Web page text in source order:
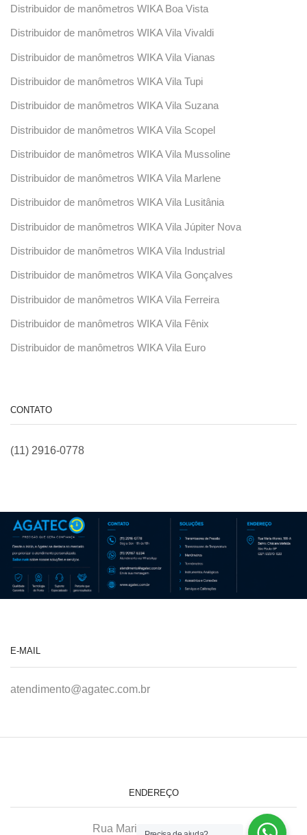
Distribuidor de manômetros WIKA Boa Vista
Distribuidor de manômetros WIKA Vila Vivaldi
Distribuidor de manômetros WIKA Vila Vianas
Distribuidor de manômetros WIKA Vila Tupi
Distribuidor de manômetros WIKA Vila Suzana
Distribuidor de manômetros WIKA Vila Scopel
Distribuidor de manômetros WIKA Vila Mussoline
Distribuidor de manômetros WIKA Vila Marlene
Distribuidor de manômetros WIKA Vila Lusitânia
Distribuidor de manômetros WIKA Vila Júpiter Nova
Distribuidor de manômetros WIKA Vila Industrial
Distribuidor de manômetros WIKA Vila Gonçalves
Distribuidor de manômetros WIKA Vila Ferreira
Distribuidor de manômetros WIKA Vila Fênix
Distribuidor de manômetros WIKA Vila Euro
CONTATO
(11) 2916-0778
E-MAIL
atendimento@agatec.com.br
ENDEREÇO
Rua Maria Afonso, 166-A